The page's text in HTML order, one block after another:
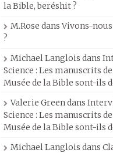
la Bible, beréshit ?
M.Rose dansVivons-
?
Michael Langlois dans
Science : Les manuscrits
Musée de la Bible sont-ils
Valerie Greendans
Science : Les manuscrits
Musée de la Bible sont-ils
Michael Langlois dans